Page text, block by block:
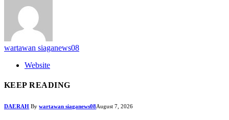
wartawan siaganews08
Website
KEEP READING
DAERAH By wartawan siaganews08August 7, 2026